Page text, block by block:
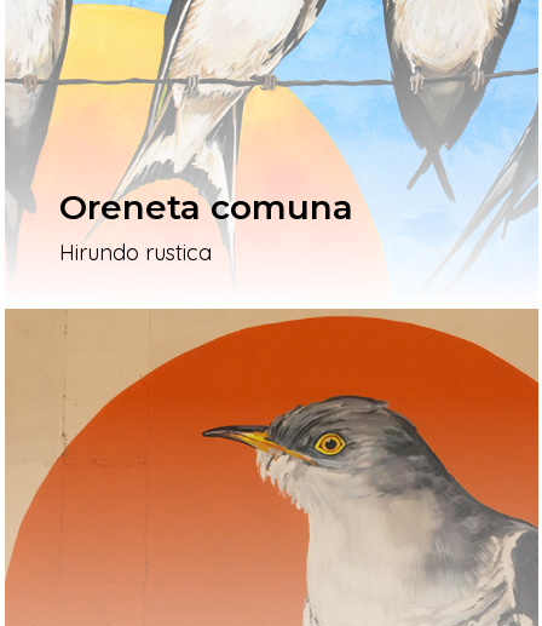
Oreneta comuna
Hirundo rustica
L’artista
El Procés
Ivars D’Urgell
Vallverd
Pg. Felip Rodés, 11, 25260